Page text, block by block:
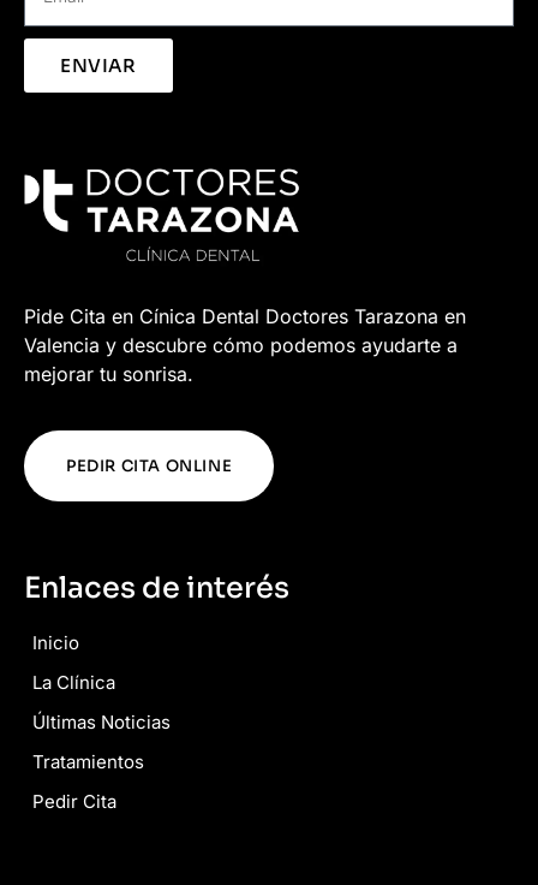
ENVIAR
Pide Cita en Cínica Dental Doctores Tarazona en
Valencia y descubre cómo podemos ayudarte a
mejorar tu sonrisa.
PEDIR CITA ONLINE
Enlaces de interés
Inicio
La Clínica
Últimas Noticias
Tratamientos
Pedir Cita